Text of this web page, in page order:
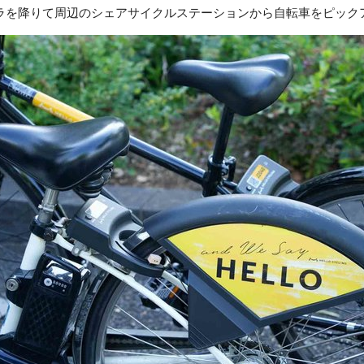
を降りて周辺のシェアサイクルステーションから自転車をピック